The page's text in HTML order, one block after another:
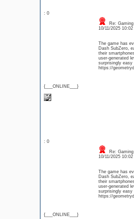
: 0
{___ONLINE___}
Re: Gaming
10/11/2025
The game has
Dash SubZero,
their
user-generated
surprisingly
https://
: 0
{___ONLINE___}
Re: Gaming
10/11/2025
The game has
Dash SubZero,
their
user-generated
surprisingly
https://